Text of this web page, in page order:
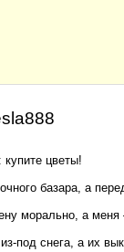
цветы!
базара, а
а меня
под снега, а их